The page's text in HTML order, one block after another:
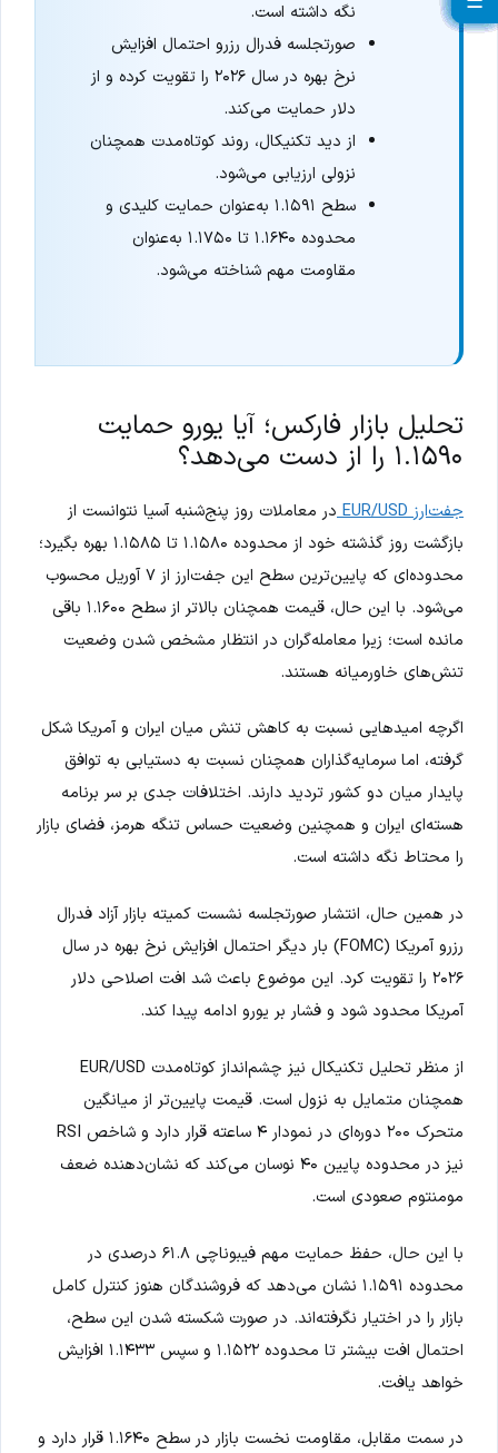
نگه داشته است.
صورتجلسه فدرال رزرو احتمال افزایش
نرخ بهره در سال ۲۰۲۶ را تقویت کرده و از
دلار حمایت می‌کند.
از دید تکنیکال، روند کوتاه‌مدت همچنان
نزولی ارزیابی می‌شود.
سطح ۱.۱۵۹۱ به‌عنوان حمایت کلیدی و
محدوده ۱.۱۶۴۰ تا ۱.۱۷۵۰ به‌عنوان
مقاومت مهم شناخته می‌شود.
تحلیل بازار فارکس؛ آیا یورو حمایت
۱.۱۵۹۰ را از دست می‌دهد؟
جفت‌ارز EUR/USD
در معاملات روز پنج‌شنبه آسیا نتوانست از
بازگشت روز گذشته خود از محدوده ۱.۱۵۸۰ تا ۱.۱۵۸۵ بهره بگیرد؛
محدوده‌ای که پایین‌ترین سطح این جفت‌ارز از ۷ آوریل محسوب
می‌شود. با این حال، قیمت همچنان بالاتر از سطح ۱.۱۶۰۰ باقی
مانده است؛ زیرا معامله‌گران در انتظار مشخص شدن وضعیت
تنش‌های خاورمیانه هستند.
اگرچه امیدهایی نسبت به کاهش تنش میان ایران و آمریکا شکل
گرفته، اما سرمایه‌گذاران همچنان نسبت به دستیابی به توافق
پایدار میان دو کشور تردید دارند. اختلافات جدی بر سر برنامه
هسته‌ای ایران و همچنین وضعیت حساس تنگه هرمز، فضای بازار
را محتاط نگه داشته است.
در همین حال، انتشار صورتجلسه نشست کمیته بازار آزاد فدرال
رزرو آمریکا (FOMC) بار دیگر احتمال افزایش نرخ بهره در سال
۲۰۲۶ را تقویت کرد. این موضوع باعث شد افت اصلاحی دلار
آمریکا محدود شود و فشار بر یورو ادامه پیدا کند.
از منظر تحلیل تکنیکال نیز چشم‌انداز کوتاه‌مدت EUR/USD
همچنان متمایل به نزول است. قیمت پایین‌تر از میانگین
متحرک ۲۰۰ دوره‌ای در نمودار ۴ ساعته قرار دارد و شاخص RSI
نیز در محدوده پایین ۴۰ نوسان می‌کند که نشان‌دهنده ضعف
مومنتوم صعودی است.
با این حال، حفظ حمایت مهم فیبوناچی ۶۱.۸ درصدی در
محدوده ۱.۱۵۹۱ نشان می‌دهد که فروشندگان هنوز کنترل کامل
بازار را در اختیار نگرفته‌اند. در صورت شکسته شدن این سطح،
احتمال افت بیشتر تا محدوده ۱.۱۵۲۲ و سپس ۱.۱۴۳۳ افزایش
خواهد یافت.
در سمت مقابل، مقاومت نخست بازار در سطح ۱.۱۶۴۰ قرار دارد و